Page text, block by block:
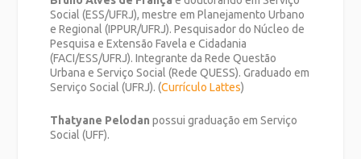
Social (ESS/UFRJ), mestre em Planejamento Urbano
e Regional (IPPUR/UFRJ). Pesquisador do Núcleo de
Pesquisa e Extensão Favela e Cidadania
(FACI/ESS/UFRJ). Integrante da Rede Questão
Urbana e Serviço Social (Rede QUESS). Graduado em
Serviço Social (UFRJ). (Currículo Lattes)
Thatyane Pelodan possui graduação em Serviço
Social (UFF).